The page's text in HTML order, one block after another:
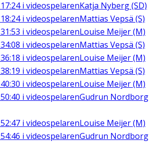
17:24i videospelarenKatja Nyberg (SD)
18:24i videospelarenMattias Vepsä (S)
31:53 i videospelarenLouise Meijer (M)
34:08 i videospelarenMattias Vepsä (S)
36:18 i videospelarenLouise Meijer (M)
38:19 i videospelarenMattias Vepsä (S)
40:30 i videospelarenLouise Meijer (M)
50:40 i videospelarenGudrun Nordborg
52:47 i videospelarenLouise Meijer (M)
54:46 i videospelarenGudrun Nordborg